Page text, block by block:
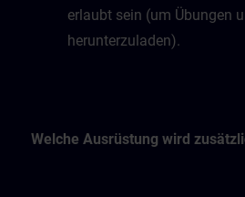
erlaubt sein (um Übungen
herunterzuladen).
Welche Ausrüstung wird